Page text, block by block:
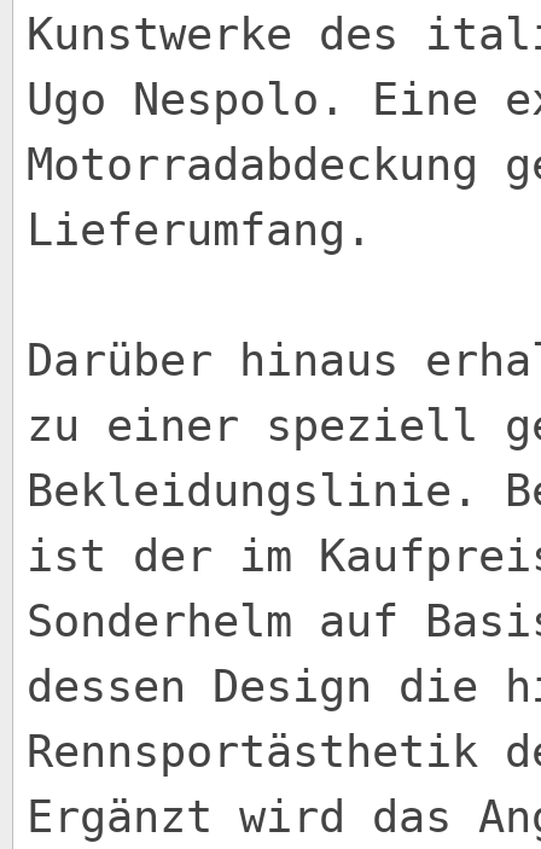
Kunstwerke des
Ugo Nespolo. Eine
Motorradabdeckung
Lieferumfang.
Darüber hinaus
zu einer speziell
Bekleidungslinie.
ist der im
Sonderhelm auf
dessen Design die
Rennsportästhetik
Ergänzt wird das